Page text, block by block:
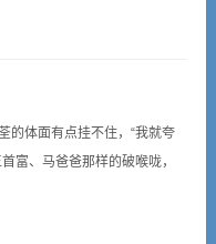
的体面有点挂不住，“我就夸
富、马爸爸那样的破喉咙，